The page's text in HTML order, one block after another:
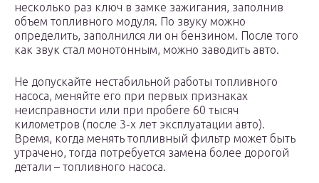
несколько раз ключ в замке зажигания, заполнив
объем топливного модуля. По звуку можно
определить, заполнился ли он бензином. После того
как звук стал монотонным, можно заводить авто.
Не допускайте нестабильной работы топливного
насоса, меняйте его при первых признаках
неисправности или при пробеге 60 тысяч
километров (после 3-х лет эксплуатации авто).
Время, когда менять топливный фильтр может быть
утрачено, тогда потребуется замена более дорогой
детали – топливного насоса.